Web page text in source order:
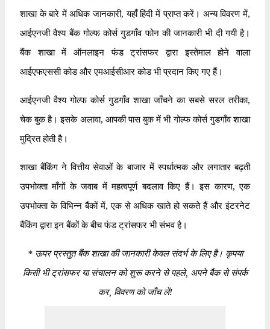
शाखा के बारे में अधिक जानकारी, यहाँ हिंदी में प्राप्त करें। अन्य विवरण में,
आईएनजी वैश्य बैंक गोल्फ कोर्स गुडगाँव फोन की जानकारी भी दी गयी है।
बैंक शाखा में ऑनलाइन फंड ट्रांसफर द्वारा इस्तेमाल होने वाला
आईएफएससी कोड और एमआईसीआर कोड भी प्रदान किए गए हैं।
आईएनजी वैश्य गोल्फ कोर्स गुडगाँव शाखा जाँचने का सबसे सरल तरीका,
चेक बुक है। इसके अलावा, आपकी पास बुक में भी गोल्फ कोर्स गुडगाँव शाखा
मुद्रित होती है।
शाखा बैंकिंग ने वित्तीय सेवाओं के बाजार में स्पर्धात्मक और लगातार बढ़ती
उपभोक्ता माँगों के जवाब में महत्वपूर्ण बदलाव किए हैं। इस कारण, एक
उपभोक्ता के विभिन्न बैंकों में, एक से अधिक खाते हो सकते हैं और इंटरनेट
बैंकिंग द्वारा इन बैंकों के बीच फंड ट्रांसफर भी संभव है।
*ऊपर प्रस्तुत बैंक शाखा की जानकारी केवल संदर्भ के लिए है। कृपया
किसी भी ट्रांसफर या संचालन को शुरू करने से पहले, अपने बैंक से संपर्क
कर, विवरण को जाँच लें!